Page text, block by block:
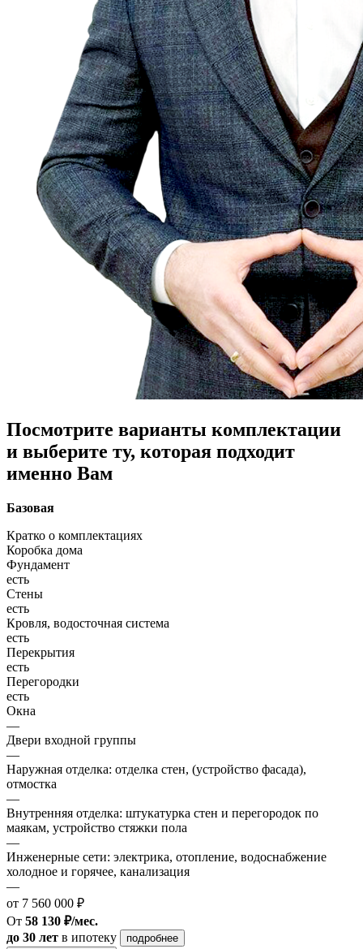
Посмотрите варианты комплектации
и выберите ту, которая подходит
именно Вам
Базовая
Кратко о комплектациях
Коробка дома
Фундамент
есть
Стены
есть
Кровля, водосточная система
есть
Перекрытия
есть
Перегородки
есть
Окна
—
Двери входной группы
—
Наружная отделка: отделка стен, (устройство фасада),
отмостка
—
Внутренняя отделка: штукатурка стен и перегородок по
маякам, устройство стяжки пола
—
Инженерные сети: электрика, отопление, водоснабжение
холодное и горячее, канализация
—
от 7 560 000 ₽
От 58 130 ₽/мес.
до 30 лет в ипотеку
подробнее